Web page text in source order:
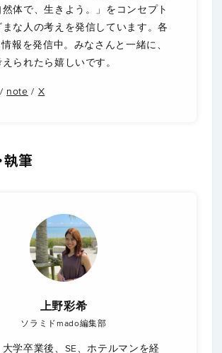
然体で、生きよう。」をコンセプト
まな人の考えを発信しています。各
報を発信中。みなさんと一緒に、
られたら嬉しいです。
/ note / X
執筆
上野彩希
ソラミドmado編集部
大学卒業後、SE、ホテルマンを経